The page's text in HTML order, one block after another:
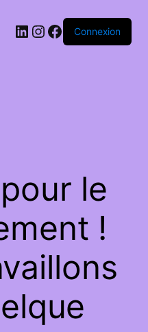
LinkedIn
Instagram
Facebook
Connexion
le
!